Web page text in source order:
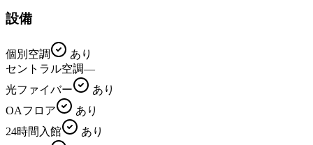
設備
個別空調
あり
セントラル空調—
光ファイバー
あり
OAフロア
あり
24時間入館
あり